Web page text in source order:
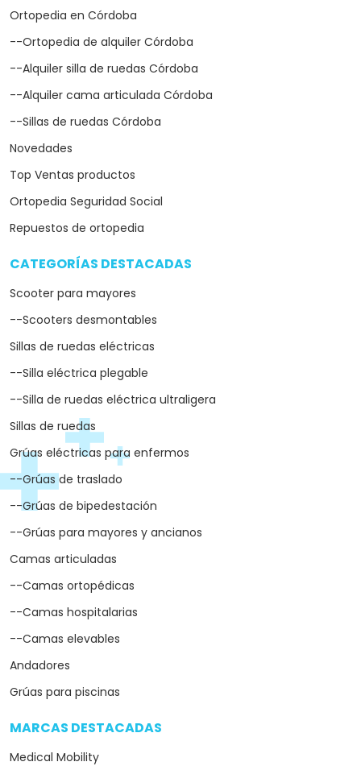
Ortopedia en Córdoba
--Ortopedia de alquiler Córdoba
--Alquiler silla de ruedas Córdoba
--Alquiler cama articulada Córdoba
--Sillas de ruedas Córdoba
Novedades
Top Ventas productos
Ortopedia Seguridad Social
Repuestos de ortopedia
CATEGORÍAS DESTACADAS
Scooter para mayores
--Scooters desmontables
Sillas de ruedas eléctricas
--Silla eléctrica plegable
--Silla de ruedas eléctrica ultraligera
Sillas de ruedas
Grúas eléctricas para enfermos
--Grúas de traslado
--Grúas de bipedestación
--Grúas para mayores y ancianos
Camas articuladas
--Camas ortopédicas
--Camas hospitalarias
--Camas elevables
Andadores
Grúas para piscinas
MARCAS DESTACADAS
Medical Mobility